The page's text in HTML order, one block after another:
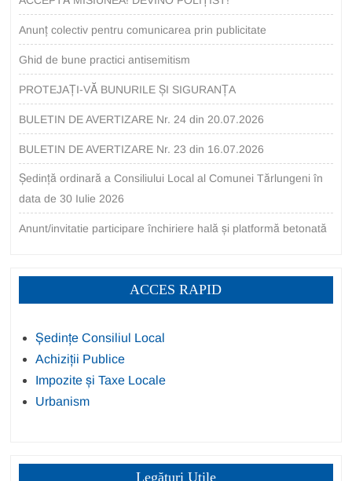
Anunț colectiv pentru comunicarea prin publicitate
Ghid de bune practici antisemitism
PROTEJAȚI-VĂ BUNURILE ȘI SIGURANȚA
BULETIN DE AVERTIZARE Nr. 24 din 20.07.2026
BULETIN DE AVERTIZARE Nr. 23 din 16.07.2026
Ședință ordinară a Consiliului Local al Comunei Tărlungeni în
data de 30 Iulie 2026
Anunt/invitatie participare închiriere hală și platformă betonată
ACCES RAPID
Ședințe Consiliul Local
Achiziții Publice
Impozite și Taxe Locale
Urbanism
Legături Utile